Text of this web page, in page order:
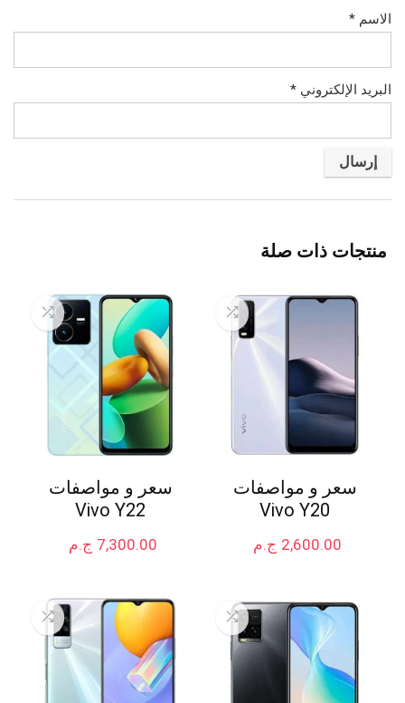
الاسم *
البريد الإلكتروني *
منتجات ذات صلة
سعر و مواصفات
Vivo Y20
ج.م 2,600.00
سعر و مواصفات
Vivo Y22
ج.م 7,300.00